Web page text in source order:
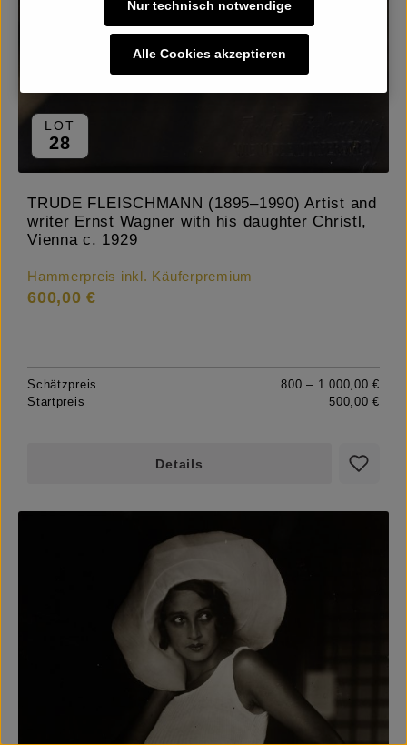
LOT
28
TRUDE FLEISCHMANN (1895–1990) Artist and
writer Ernst Wagner with his daughter Christl,
Vienna c. 1929
Hammerpreis inkl. Käuferpremium
600,00 €
Schätzpreis
800 – 1.000,00 €
Startpreis
500,00 €
Details
Nur technisch notwendige
Alle Cookies akzeptieren